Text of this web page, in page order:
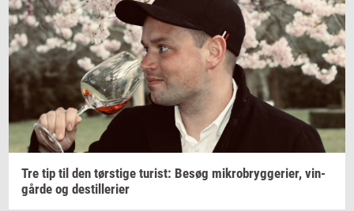
Tre tip til den tørsti­ge turist: Besøg mi­kro­bryg­ge­ri­er, vin­
går­de og destil­le­ri­er